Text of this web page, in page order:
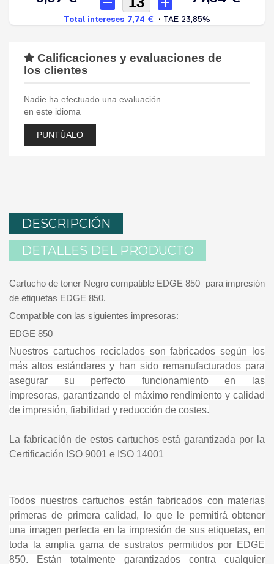
Calificaciones y evaluaciones de
los clientes
Nadie ha efectuado una evaluación
en este idioma
PUNTÚALO
DESCRIPCIÓN
DETALLES DEL PRODUCTO
Cartucho de toner Negro compatible EDGE 850 para impresión
de etiquetas EDGE 850.
Compatible con las siguientes impresoras:
EDGE 850
Nuestros cartuchos reciclados son fabricados según los
más altos estándares y han sido remanufacturados para
asegurar su perfecto funcionamiento en las
impresoras, garantizando el máximo rendimiento y calidad
de impresión, fiabilidad y reducción de costes.
La fabricación de estos cartuchos está garantizada por la
Certificación ISO 9001 e ISO 14001
Todos nuestros cartuchos están fabricados con materias
primeras de primera calidad, lo que le permitirá obtener
una imagen perfecta en la impresión de sus etiquetas, en
toda la amplia gama de sustratos permitidos por EDGE
850. Están totalmente garantizados contra cualquier